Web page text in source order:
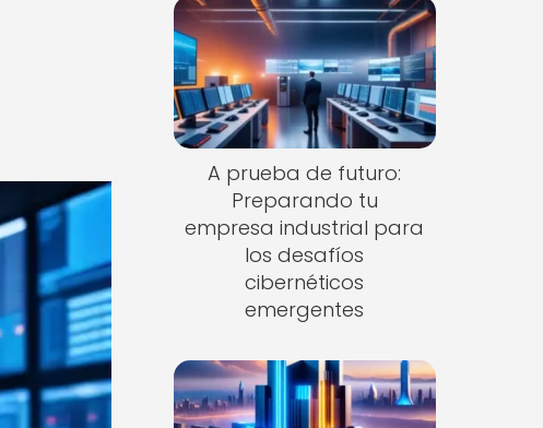
A prueba de futuro:
Preparando tu
empresa industrial para
los desafíos
cibernéticos
emergentes